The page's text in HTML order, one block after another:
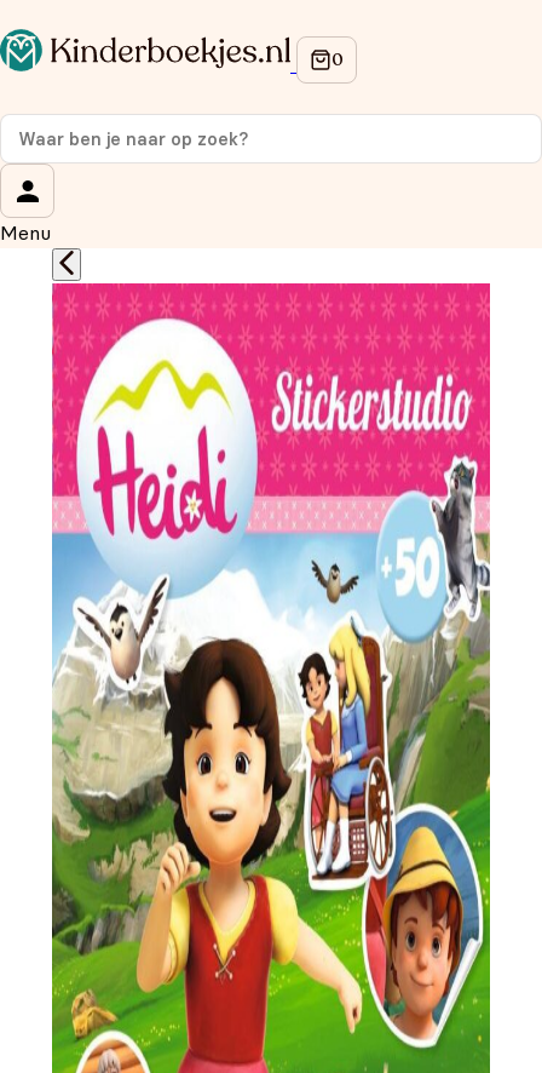
Menu
Op de hoogte blijven van onze acties?
Meld je aan voor onze nieuwsbrief en ontvang
korting
Wat is je voornaam?
Wat is je e-mailadres?*
Aanmelden
We gebruiken je gegevens om contact op te nemen, in
overeenstemming met ons privacybeleid.